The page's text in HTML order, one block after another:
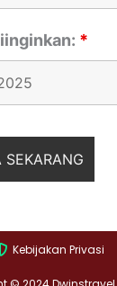
*
Kebijakan Privasi